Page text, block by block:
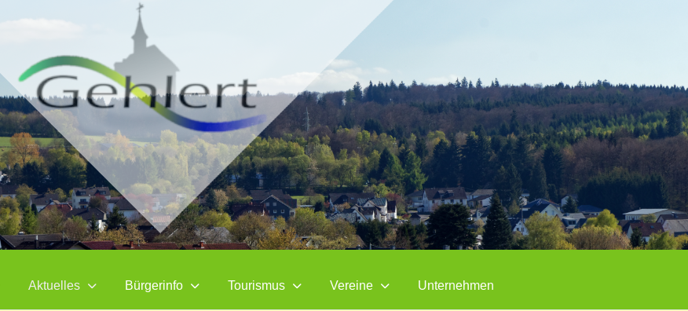
Aktuelles Bürgerinfo Tourismus Vereine Unternehmen